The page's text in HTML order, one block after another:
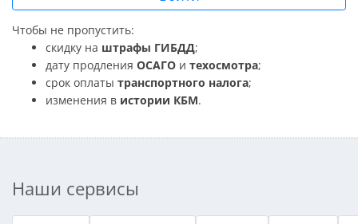
Чтобы не пропустить:
скидку на штрафы ГИБДД;
дату продления ОСАГО и техосмотра;
срок оплаты транспортного налога;
изменения в истории КБМ.
Наши сервисы